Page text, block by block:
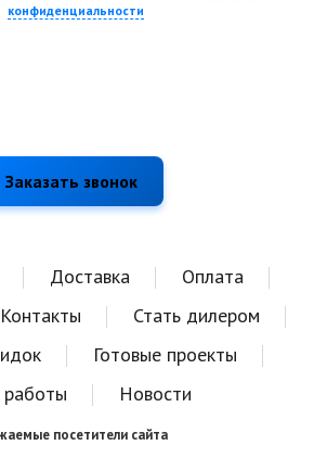
конфиденциальности
Доставка
Оплата
Контакты
Стать дилером
Готовые проекты
Новости
посетители сайта